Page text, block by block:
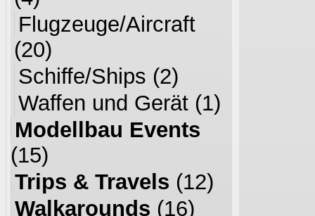
Flugzeuge/Aircraft
(20)
Schiffe/Ships (2)
Waffen und Gerät (1)
Modellbau Events
(15)
Trips & Travels (12)
Walkarounds (16)